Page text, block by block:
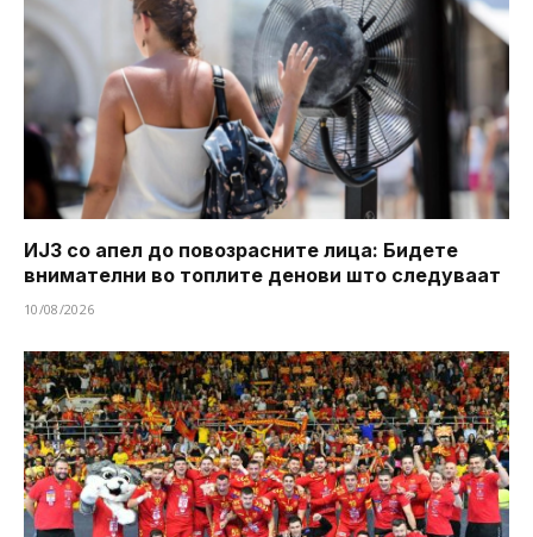
ИЈЗ со апел до повозрасните лица: Бидете
внимателни во топлите денови што следуваат
10/08/2026